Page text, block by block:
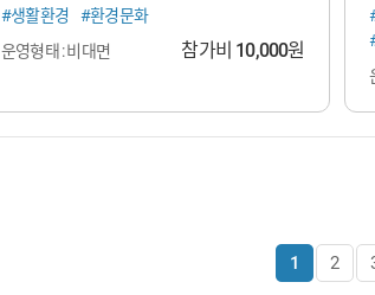
#생활환경
#환경문화
운영형태 : 비대면
참가비 10,000원
1 2